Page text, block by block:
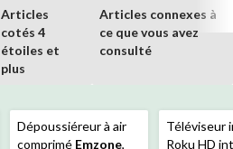
Articles
cotés 4
étoiles et
plus
Articles connexes à
ce que vous avez
consulté
Dépoussiéreur à air
comprimé Emzone,
Téléviseur
Roku HD